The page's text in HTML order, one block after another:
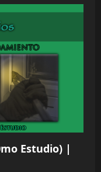
Estudio) |